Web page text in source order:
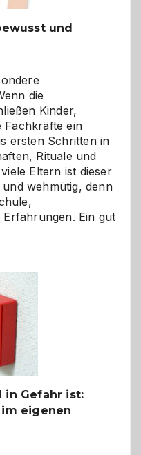
und
die
Kinder,
Fachkräfte ein
ersten Schritten in
Rituale und
Eltern ist dieser
wehmütig, denn
Erfahrungen. Ein gut
in Gefahr ist:
eigenen